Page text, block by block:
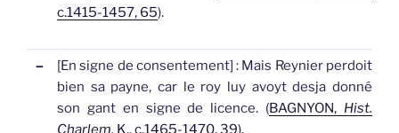
c.1415-1457, 65).
– [En signe de consentement] : Mais Reynier perdoit
bien sa payne, car le roy luy avoyt desja donné
son ganten signe de licence. (BAGNYON, Hist.
Charlem. K., c.1465-1470, 39).